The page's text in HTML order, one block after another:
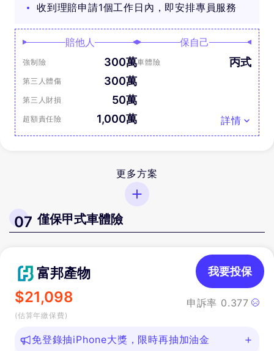
收到理賠申請1個工作日內，即安排專員服務
賠他人
強制險 300萬
第三人體傷 300萬
第三人財損 50萬
超額責任險 1,000萬
保自己
車體險 丙式
詳情
更多方案
07 僅保甲式車體險
富邦產物
$21,098
(估算年繳保費)
申訴率 0.377
我要投保
免登錄抽iPhone大獎，限時再抽加油金